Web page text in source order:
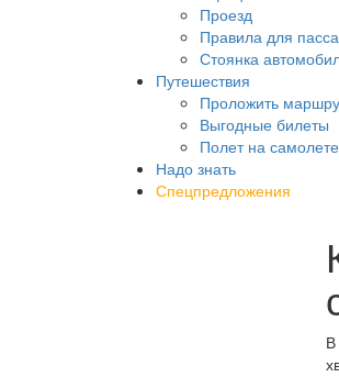
Проезд
Правила для
Стоянка
Путешествия
Проложить
Выгодные билеты
Полет на самолете
Надо знать
Спецпредложения
В